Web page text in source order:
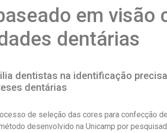
em visão
dentárias
dentistas na identificação
dentárias
de seleção das cores para confecção
desenvolvido na Unicamp por